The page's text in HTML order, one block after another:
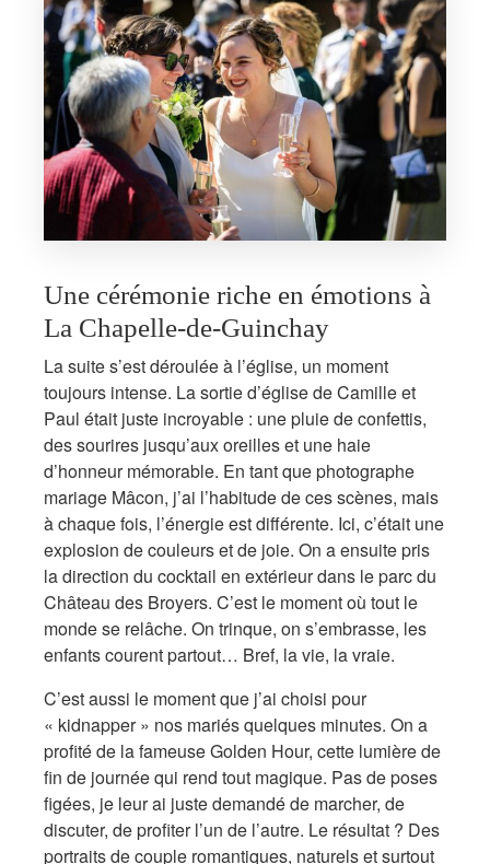
Une cérémonie riche en émotions à
La Chapelle-de-Guinchay
La suite s’est déroulée à l’église, un moment
toujours intense. La sortie d’église de Camille et
Paul était juste incroyable : une pluie de confettis,
des sourires jusqu’aux oreilles et une haie
d’honneur mémorable. En tant que photographe
mariage Mâcon, j’ai l’habitude de ces scènes, mais
à chaque fois, l’énergie est différente. Ici, c’était une
explosion de couleurs et de joie. On a ensuite pris
la direction du cocktail en extérieur dans le parc du
Château des Broyers. C’est le moment où tout le
monde se relâche. On trinque, on s’embrasse, les
enfants courent partout… Bref, la vie, la vraie.
C’est aussi le moment que j’ai choisi pour
« kidnapper » nos mariés quelques minutes. On a
profité de la fameuse Golden Hour, cette lumière de
fin de journée qui rend tout magique. Pas de poses
figées, je leur ai juste demandé de marcher, de
discuter, de profiter l’un de l’autre. Le résultat ? Des
portraits de couple romantiques, naturels et surtout